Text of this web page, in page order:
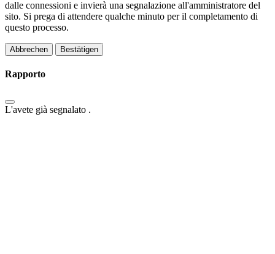
dalle connessioni e invierà una segnalazione all'amministratore del
sito. Si prega di attendere qualche minuto per il completamento di
questo processo.
Bestätigen
Rapporto
L'avete già segnalato .